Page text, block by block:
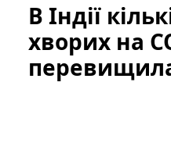
В Індії
хворих на